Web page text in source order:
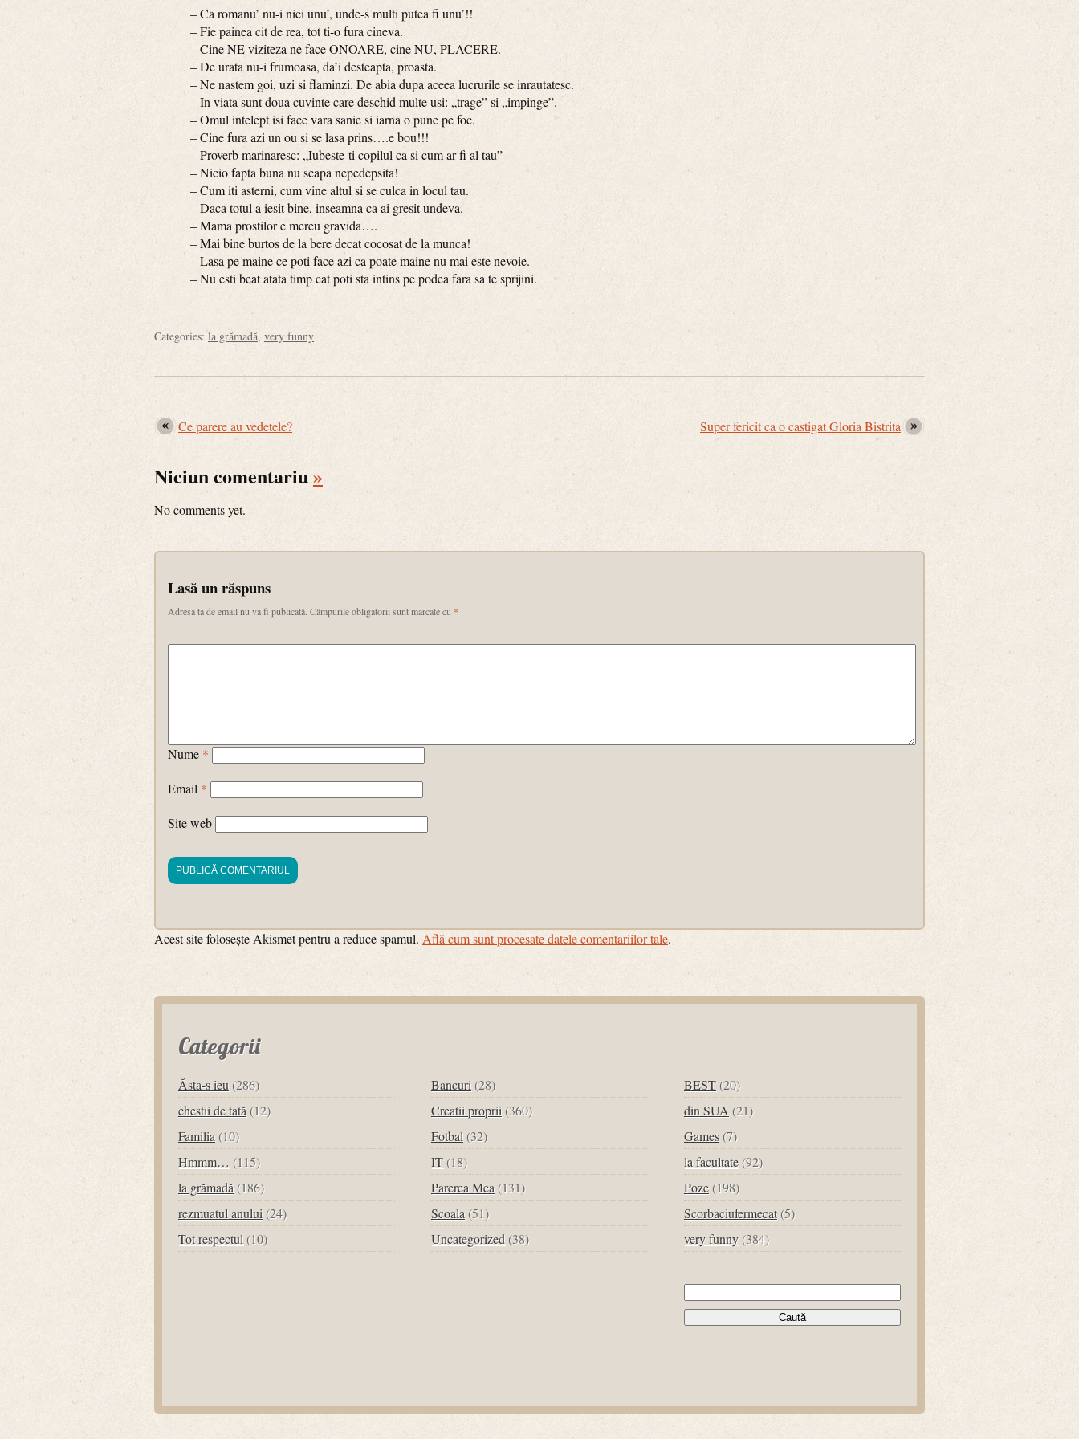
– Ca romanu’ nu-i nici unu’, unde-s multi putea fi unu’!!
– Fie painea cit de rea, tot ti-o fura cineva.
– Cine NE viziteza ne face ONOARE, cine NU, PLACERE.
– De urata nu-i frumoasa, da’i desteapta, proasta.
– Ne nastem goi, uzi si flaminzi. De abia dupa aceea lucrurile se inrautatesc.
– In viata sunt doua cuvinte care deschid multe usi: „trage” si „impinge”.
– Omul intelept isi face vara sanie si iarna o pune pe foc.
– Cine fura azi un ou si se lasa prins….e bou!!!
– Proverb marinaresc: „Iubeste-ti copilul ca si cum ar fi al tau”
– Nicio fapta buna nu scapa nepedepsita!
– Cum iti asterni, cum vine altul si se culca in locul tau.
– Daca totul a iesit bine, inseamna ca ai gresit undeva.
– Mama prostilor e mereu gravida….
– Mai bine burtos de la bere decat cocosat de la munca!
– Lasa pe maine ce poti face azi ca poate maine nu mai este nevoie.
– Nu esti beat atata timp cat poti sta intins pe podea fara sa te sprijini.
Categories:la grămadă, very funny
Ce parere au vedetele? Super fericit ca o castigat Gloria Bistrita
Niciun comentariu»
No comments yet.
Lasă un răspuns
Adresa ta de email nu va fi publicată. Câmpurile obligatorii sunt marcate cu *
Nume *
Email *
Site web
Acest site folosește Akismet pentru a reduce spamul. Află cum sunt procesate datele comentariilor tale.
Categorii
Ăsta-s ieu (286) Bancuri (28) BEST (20)
chestii de tată (12) Creatii proprii (360) din SUA (21)
Familia (10) Fotbal (32) Games (7)
Hmmm… (115) IT (18) la facultate (92)
la grămadă (186) Parerea Mea (131) Poze (198)
rezmuatul anului (24) Scoala (51) Scorbaciufermecat(5)
Tot respectul (10) Uncategorized (38) very funny (384)
Caută
după: